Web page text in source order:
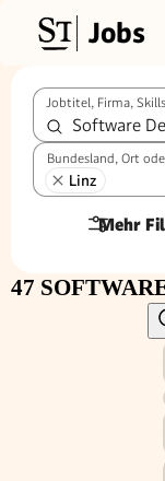
Jobs
Jobtitel, Firma,
Bundesland, Ort
Linz
Mehr
47